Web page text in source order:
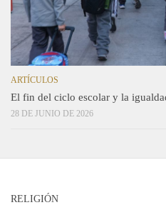
ARTÍCULOS
El fin del ciclo escolar y la
28 DE JUNIO DE 2026
RELIGIÓN